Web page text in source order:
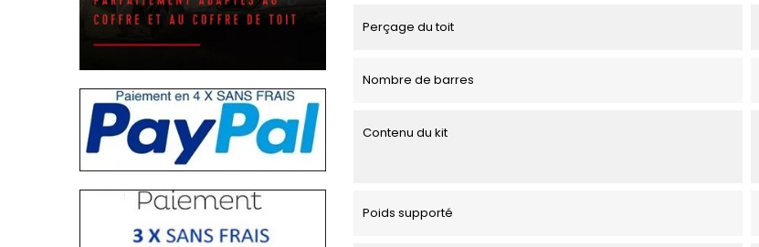
Perçage du toit
Nombre de barres
Contenu du kit
Poids supporté